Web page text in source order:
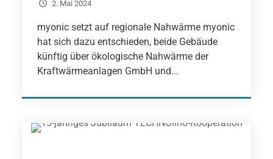
2. Mai 2024
myonic setzt auf regionale Nahwärme myonic
hat sich dazu entschieden, beide Gebäude
künftig über ökologische Nahwärme der
Kraftwärmeanlagen GmbH und...